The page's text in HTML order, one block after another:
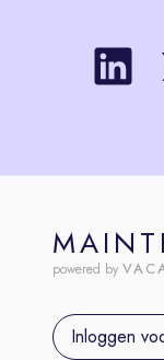
powered by
Inloggen